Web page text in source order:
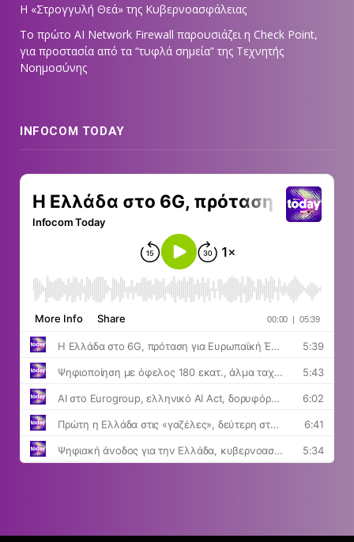
Η «Στρογγυλή Θεά» της Κυβερνοασφάλειας
Tο πρώτο AI Network Firewall παρουσιάζει η Check Point,
για προστασία από τα “τυφλά σημεία” της Τεχνητής
Νοημοσύνης
INFOCOM TODAY